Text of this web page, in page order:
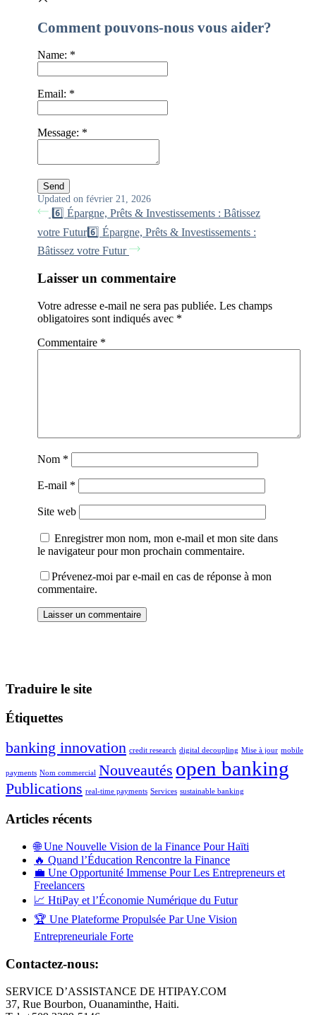
Comment pouvons-nous vous aider?
Name: *
Email: *
Message: *
Updated on février 21, 2026
6️⃣ Épargne, Prêts & Investissements : Bâtissez
votre Futur6️⃣ Épargne, Prêts & Investissements :
Bâtissez votre Futur
Laisser un commentaire
Votre adresse e-mail ne sera pas publiée. Les champs
obligatoires sont indiqués avec *
Commentaire *
Nom *
E-mail *
Site web
Enregistrer mon nom, mon e-mail et mon site dans
le navigateur pour mon prochain commentaire.
Prévenez-moi par e-mail en cas de réponse à mon
commentaire.
Traduire le site
Étiquettes
banking innovation credit research digital decoupling Mise à jour mobile
payments Nom commercial Nouveautés open banking
Publications real-time payments Services sustainable banking
Articles récents
🌐 Une Nouvelle Vision de la Finance Pour Haïti
🔥 Quand l’Éducation Rencontre la Finance
💼 Une Opportunité Immense Pour Les Entrepreneurs et
Freelancers
📈 HtiPay et l’Économie Numérique du Futur
🏆 Une Plateforme Propulsée Par Une Vision
Entrepreneuriale Forte
Contactez-nous:
SERVICE D’ASSISTANCE DE HTIPAY.COM
37, Rue Bourbon, Ouanaminthe, Haiti.